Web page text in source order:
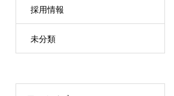
採用情報
未分類